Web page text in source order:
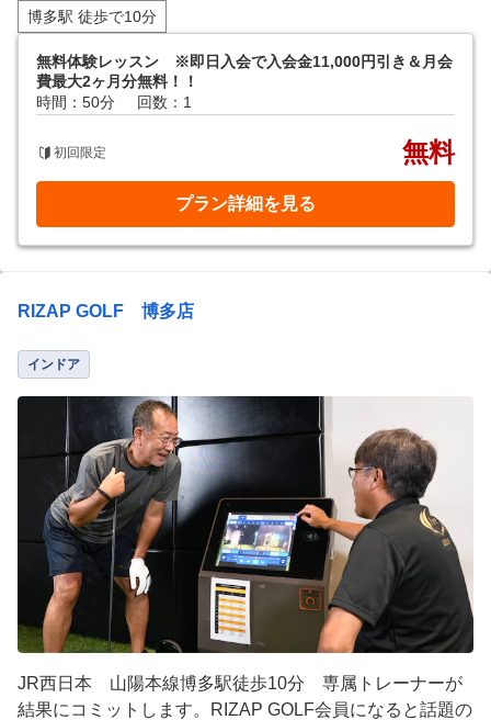
博多駅 徒歩で10分
無料体験レッスン ※即日入会で入会金11,000円引き＆月会
費最大2ヶ月分無料！！
時間：50分
回数：1
初回限定 無料
プラン詳細を見る
RIZAP GOLF 博多店
インドア
JR西日本 山陽本線博多駅徒歩10分 専属トレーナーが
結果にコミットします。RIZAP GOLF会員になると話題の